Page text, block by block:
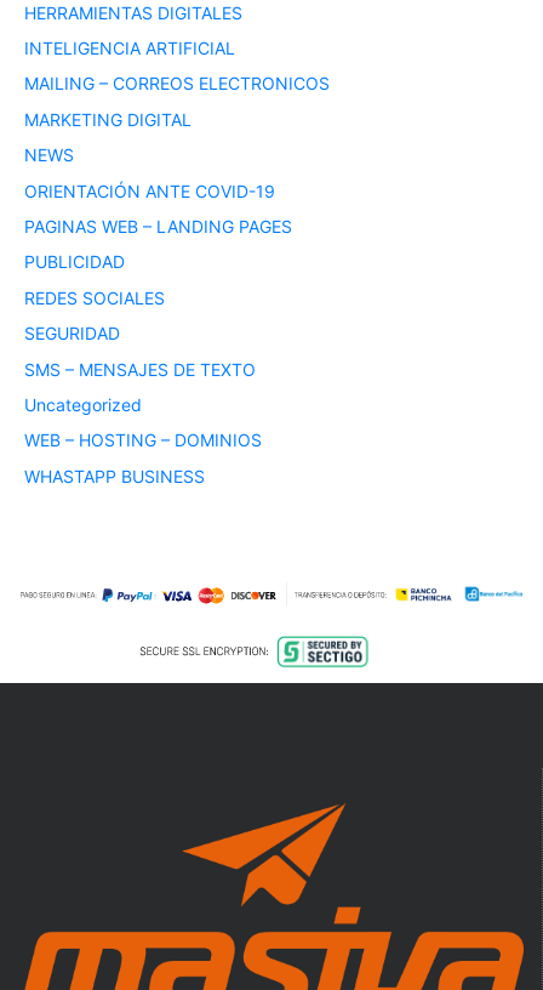
HERRAMIENTAS DIGITALES
INTELIGENCIA ARTIFICIAL
MAILING – CORREOS ELECTRONICOS
MARKETING DIGITAL
NEWS
ORIENTACIÓN ANTE COVID-19
PAGINAS WEB – LANDING PAGES
PUBLICIDAD
REDES SOCIALES
SEGURIDAD
SMS – MENSAJES DE TEXTO
Uncategorized
WEB – HOSTING – DOMINIOS
WHASTAPP BUSINESS